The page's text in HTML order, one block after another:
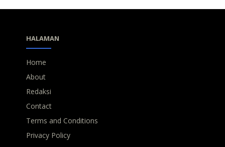
HALAMAN
Home
About
Redaksi
Contact
Terms and Conditions
Privacy Policy